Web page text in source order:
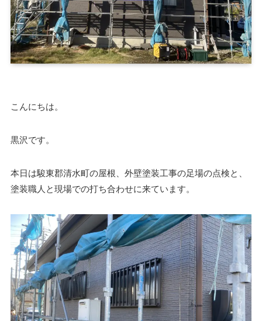
こんにちは。
黒沢です。
本日は駿東郡清水町の屋根、外壁塗装工事の足場の点検と、
塗装職人と現場での打ち合わせに来ています。